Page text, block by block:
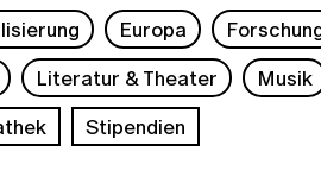
Europa
Literatur & Theater Musik
Stipendien